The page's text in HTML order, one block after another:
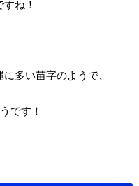
ね！
多い苗字のようで、
です！